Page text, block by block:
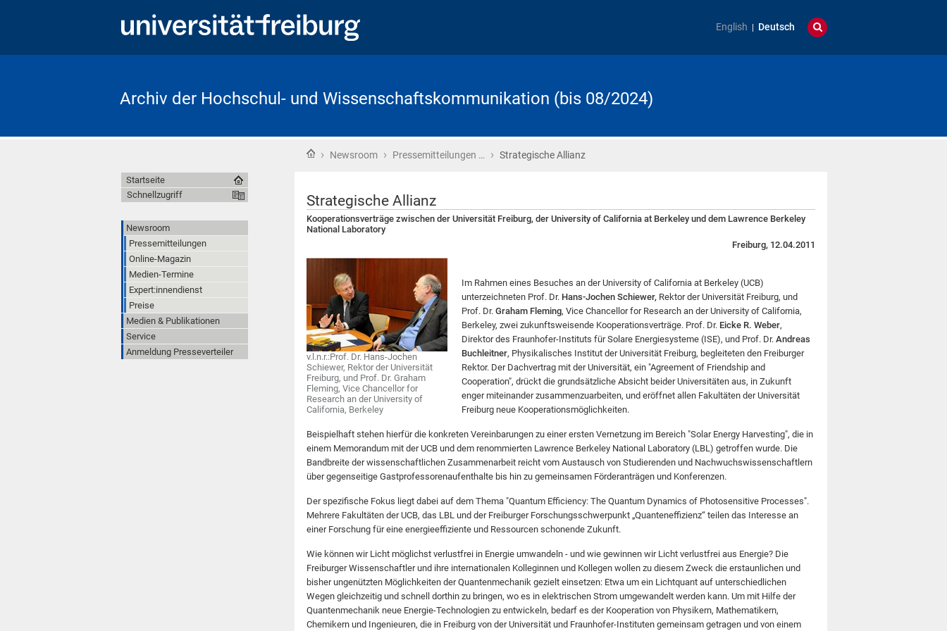
English Deutsch
Archiv der Hochschul- und Wissenschaftskommunikation (bis 08/2024)
Startseite
› Newsroom › Pressemitteilungen … › Strategische Allianz
Strategische Allianz
Kooperationsverträge zwischen der Universität Freiburg, der University of California at Berkeley und dem Lawrence Berkeley
National Laboratory
Freiburg, 12.04.2011
v.l.n.r.:Prof. Dr. Hans-Jochen
Schiewer, Rektor der Universität
Freiburg, und Prof. Dr. Graham
Fleming, Vice Chancellor for
Research an der University of
California, Berkeley
Im Rahmen eines Besuches an der University of California at Berkeley (UCB)
unterzeichneten Prof. Dr. Hans-Jochen Schiewer, Rektor der Universität Freiburg, und
Prof. Dr. Graham Fleming, Vice Chancellor for Research an der University of California,
Berkeley, zwei zukunftsweisende Kooperationsverträge. Prof. Dr. Eicke R. Weber,
Direktor des Fraunhofer-Instituts für Solare Energiesysteme (ISE), und Prof. Dr. Andreas
Buchleitner, Physikalisches Institut der Universität Freiburg, begleiteten den Freiburger
Rektor. Der Dachvertrag mit der Universität, ein "Agreement of Friendship and
Cooperation", drückt die grundsätzliche Absicht beider Universitäten aus, in Zukunft
enger miteinander zusammenzuarbeiten, und eröffnet allen Fakultäten der Universität
Freiburg neue Kooperationsmöglichkeiten.
Beispielhaft stehen hierfür die konkreten Vereinbarungen zu einer ersten Vernetzung im Bereich "Solar Energy Harvesting", die in
einem Memorandum mit der UCB und dem renommierten Lawrence Berkeley National Laboratory (LBL) getroffen wurde. Die
Bandbreite der wissenschaftlichen Zusammenarbeit reicht vom Austausch von Studierenden und Nachwuchswissenschaftlern
über gegenseitige Gastprofessorenaufenthalte bis hin zu gemeinsamen Förderanträgen und Konferenzen.
Der spezifische Fokus liegt dabei auf dem Thema "Quantum Efficiency: The Quantum Dynamics of Photosensitive Processes".
Mehrere Fakultäten der UCB, das LBL und der Freiburger Forschungsschwerpunkt „Quanteneffizienz“ teilen das Interesse an
einer Forschung für eine energieeffiziente und Ressourcen schonende Zukunft.
Wie können wir Licht möglichst verlustfrei in Energie umwandeln - und wie gewinnen wir Licht verlustfrei aus Energie? Die
Freiburger Wissenschaftler und ihre internationalen Kolleginnen und Kollegen wollen zu diesem Zweck die erstaunlichen und
bisher ungenützten Möglichkeiten der Quantenmechanik gezielt einsetzen: Etwa um ein Lichtquant auf unterschiedlichen
Wegen gleichzeitig und schnell dorthin zu bringen, wo es in elektrischen Strom umgewandelt werden kann. Um mit Hilfe der
Quantenmechanik neue Energie-Technologien zu entwickeln, bedarf es der Kooperation von Physikern, Mathematikern,
Chemikern und Ingenieuren, die in Freiburg von der Universität und Fraunhofer-Instituten gemeinsam getragen und von einem
Startseite
Schnellzugriff
Newsroom
Pressemitteilungen
Online-Magazin
Medien-Termine
Expert:innendienst
Preise
Medien & Publikationen
Service
Anmeldung Presseverteiler